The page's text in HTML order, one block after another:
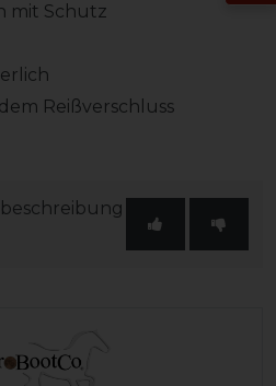
mit Schutz
Reißverschluss